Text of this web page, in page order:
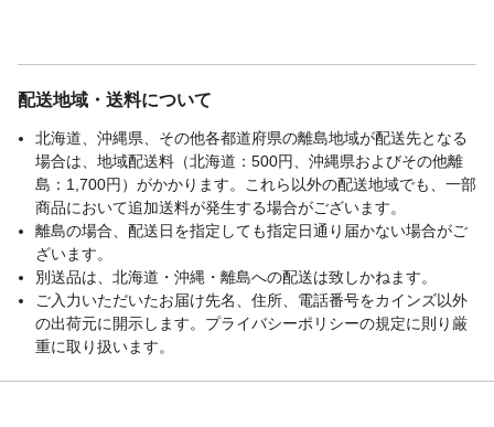
配送地域・送料について
北海道、沖縄県、その他各都道府県の離島地域が配送先となる
場合は、地域配送料（北海道：500円、沖縄県およびその他離
島：1,700円）がかかります。これら以外の配送地域でも、一部
商品において追加送料が発生する場合がございます。
離島の場合、配送日を指定しても指定日通り届かない場合がご
ざいます。
別送品は、北海道・沖縄・離島への配送は致しかねます。
ご入力いただいたお届け先名、住所、電話番号をカインズ以外
の出荷元に開示します。プライバシーポリシーの規定に則り厳
重に取り扱います。